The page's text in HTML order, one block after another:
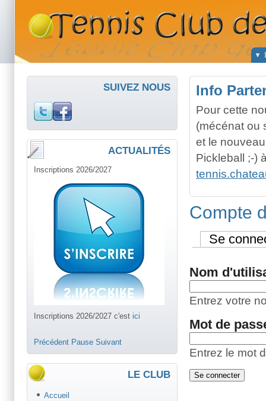
Info
Pour cette
(mécénat ou
et le
Pickleball ;-)
Compte
Primary tabs
Se
Nom
Entrez votre
Mot de
Entrez le mot
SUIVEZ NOUS
ACTUALITÉS
Inscriptions 2026/2027
Inscriptions 2026/2027 c'est ici
Précédent Pause Suivant
LE CLUB
Accueil